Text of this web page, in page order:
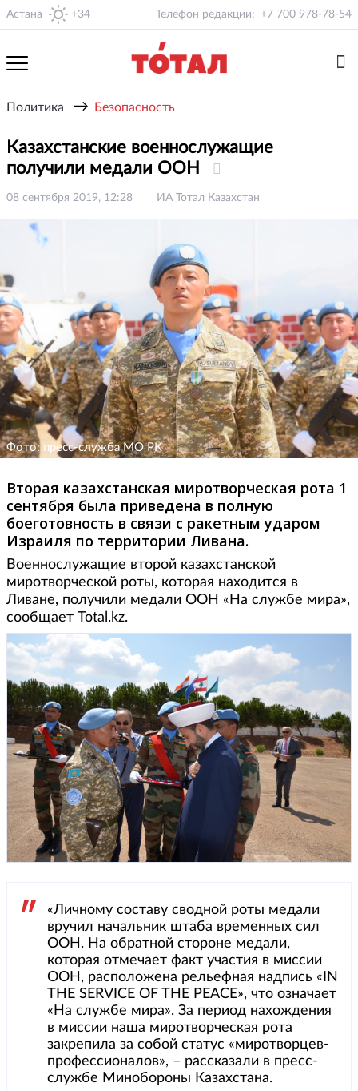
Астана +34 Телефон редакции: +7 700 978-78-54
Политика → Безопасность
Казахстанские военнослужащие
получили медали ООН
08 сентября 2019, 12:28 ИА Тотал Казахстан
Фото: пресс-служба МО РК
Вторая казахстанская миротворческая рота 1
сентября была приведена в полную
боеготовность в связи с ракетным ударом
Израиля по территории Ливана.
Военнослужащие второй казахстанской
миротворческой роты, которая находится в
Ливане, получили медали ООН «На службе мира»,
сообщает Total.kz.
«Личному составу сводной роты медали
вручил начальник штаба временных сил
ООН. На обратной стороне медали,
которая отмечает факт участия в миссии
ООН, расположена рельефная надпись «IN
THE SERVICE OF THE PEACE», что означает
«На службе мира». За период нахождения
в миссии наша миротворческая рота
закрепила за собой статус «миротворцев-
профессионалов», – рассказали в пресс-
службе Минобороны Казахстана.